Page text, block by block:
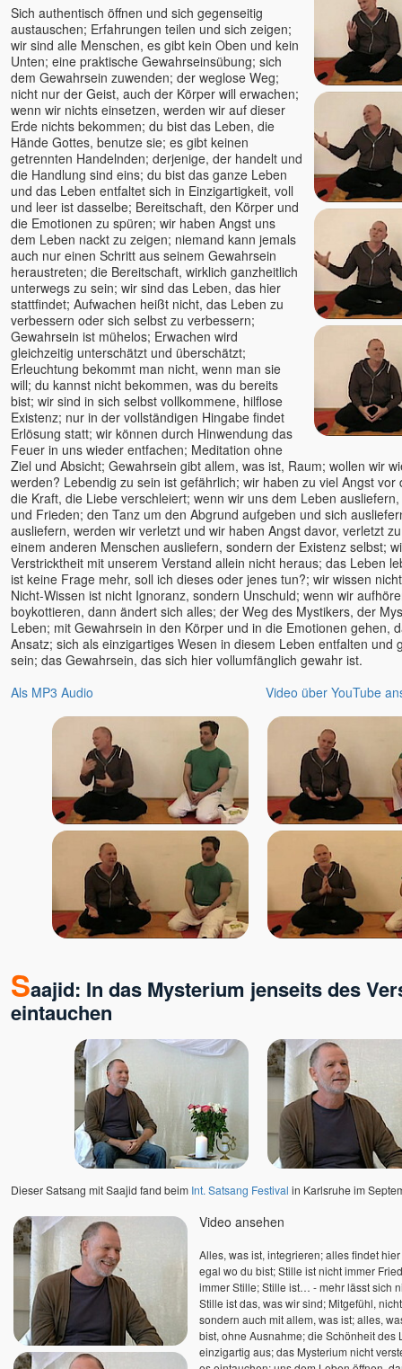
Sabina Witzel
Sabine Kroiß
Samarpan-Meditation
Samuel Hassan Hanna
Sascha A. Jaksic
Sathya Jens Marionette
Satyaa u. Pari
Satyam S. Kathrein
Shankar, Dr.
Shiva
Shivkrupanand Swami, Shree
& Guruma
Shubhraji
Sinchota
Soham (Samarpan)
Sophia
Spirit Talks mit Isabella Wirth
Sri Vast
Stefan Hiene
Steffen Lohrer
Subhash
Suprya Gina
Svagat u. Yatro
Sven Sein
Tara
Tara Bondi
Teresa-Maria Sura
Thomas Herz
Thomas Karow
Thomas Mariam Sura u.
Teresa Sura
Tim Taxis
Tobias
Tony Parsons
Tony Samara
Torsten & Padma
Tyohar
U. G. Krishnamurti
Unmani
Uwe Lilienthal
Veeresh †
Veit Lindau
Verena Fleißner Egobuster
Verena Kamphausen
Vincenzo Kavod Altepost
Werner Meier
Wilhelm Reich
Willigis Jäger †
Wojtek Gorecki
Wolfgang Kerschbaummayr
Yod †
Yvonne Unger
Sich authentisch öffnen und sich gegenseitig
austauschen; Erfahrungen teilen und sich zeigen;
wir sind alle Menschen, es gibt kein Oben und kein
Unten; eine praktische Gewahrseinsübung; sich
dem Gewahrsein zuwenden; der weglose Weg;
nicht nur der Geist, auch der Körper will erwachen;
wenn wir nichts einsetzen, werden wir auf dieser
Erde nichts bekommen; du bist das Leben, die
Hände Gottes, benutze sie; es gibt keinen
getrennten Handelnden; derjenige, der handelt und
die Handlung sind eins; du bist das ganze Leben
und das Leben entfaltet sich in Einzigartigkeit, voll
und leer ist dasselbe; Bereitschaft, den Körper und
die Emotionen zu spüren; wir haben Angst uns
dem Leben nackt zu zeigen; niemand kann jemals
auch nur einen Schritt aus seinem Gewahrsein
heraustreten; die Bereitschaft, wirklich ganzheitlich
unterwegs zu sein; wir sind das Leben, das hier
stattfindet; Aufwachen heißt nicht, das Leben zu
verbessern oder sich selbst zu verbessern;
Gewahrsein ist mühelos; Erwachen wird
gleichzeitig unterschätzt und überschätzt;
Erleuchtung bekommt man nicht, wenn man sie
will; du kannst nicht bekommen, was du bereits
bist; wir sind in sich selbst vollkommene, hilflose
Existenz; nur in der vollständigen Hingabe findet
Erlösung statt; wir können durch Hinwendung das
Feuer in uns wieder entfachen; Meditation ohne
Ziel und Absicht; Gewahrsein gibt allem, was ist, Raum; wollen wir
werden? Lebendig zu sein ist gefährlich; wir haben zu viel Angst vor
die Kraft, die Liebe verschleiert; wenn wir uns dem Leben
und Frieden; den Tanz um den Abgrund aufgeben und sich
ausliefern, werden wir verletzt und wir haben Angst davor, verletzt
einem anderen Menschen ausliefern, sondern der Existenz selbst;
Verstricktheit mit unserem Verstand allein nicht heraus; das Leben
ist keine Frage mehr, soll ich dieses oder jenes tun?; wir wissen
Nicht-Wissen ist nicht Ignoranz, sondern Unschuld; wenn wir
boykottieren, dann ändert sich alles; der Weg des Mystikers, der
Leben; mit Gewahrsein in den Körper und in die Emotionen gehen,
Ansatz; sich als einzigartiges Wesen in diesem Leben entfalten und
sein; das Gewahrsein, das sich hier vollumfänglich gewahr ist.
Als MP3 Audio
Video über YouTube
Saajid: In das Mysterium jenseits des
eintauchen
Dieser Satsang mit Saajid fand beim Int. Satsang Festival in Karlsruhe im
Video ansehen
Alles, was ist, integrieren; alles findet
egal wo du bist; Stille ist nicht immer
immer Stille; Stille ist… - mehr lässt sich
Stille ist das, was wir sind; Mitgefühl,
sondern auch mit allem, was ist; alles,
bist, ohne Ausnahme; die Schönheit des
einzigartig aus; das Mysterium nicht